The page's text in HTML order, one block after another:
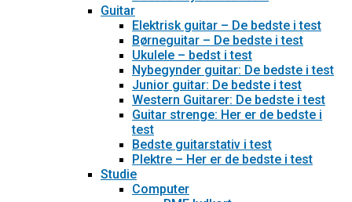
Guitar
Elektrisk guitar – De bedste i test
Børneguitar – De bedste i test
Ukulele – bedst i test
Nybegynder guitar: De bedste i test
Junior guitar: De bedste i test
Western Guitarer: De bedste i test
Guitar strenge: Her er de bedste i
test
Bedste guitarstativ i test
Plektre – Her er de bedste i test
Studie
Computer